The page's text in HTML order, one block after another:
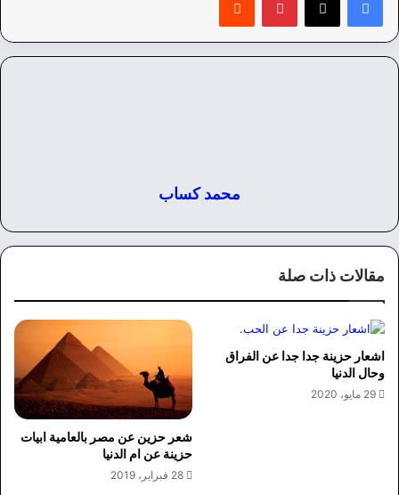
محمد كساب
مقالات ذات صلة
اشعار حزينة جدا جدا عن الفراق
وحال الدنيا
29 مايو، 2020
شعر حزين عن مصر بالعامية ابيات
حزينة عن ام الدنيا
28 فبراير، 2019